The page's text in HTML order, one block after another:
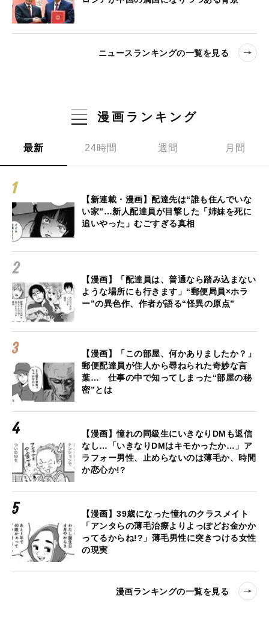
ニュースランキングの一覧を見る
漫画ランキング
最新 24時間 週間 月間
【新連載・漫画】配達先は“誰も住んでいな
い家”…新人配達員が目撃した「姉妹を死に
追いやった」むごすぎる真相
【漫画】「配達員は、普通なら踏み込まない
ような場所にも行きます」“郵便局員×ホラ
ー”の異色作、作者が語る“怪異の原点”
【漫画】「この部屋、何かありましたか？」
郵便配達員が住人から尋ねられた奇妙な言
葉… 仕事の中で知ってしまった“部屋の秘
密”とは
【漫画】憧れの同級生にいきなりDMも返信
なし…「いきなりDMはキモかったか…」ア
ラフォー男性、止めらないのは薄毛か、時間
か恋心か!?
【漫画】39歳になった憧れのクラスメイト
「アンタらの薄毛治療よりよっぽどお金かか
ってるからね!?」薄毛男性に突きつける女性
の現実
漫画ランキングの一覧を見る